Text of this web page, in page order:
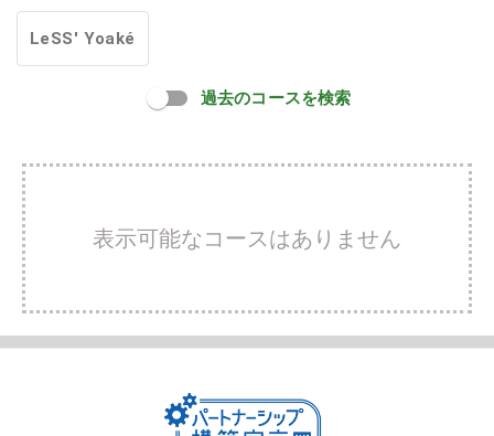
LeSS' Yoaké
過去のコースを検索
表示可能なコースはありません